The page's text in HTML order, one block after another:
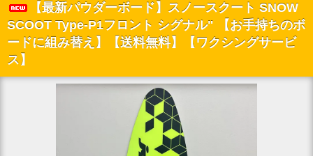
【最新パウダーボード】スノースクート SNOW
SCOOT Type-P1フロント シグナル" 【お手持ちのボ
ードに組み替え】【送料無料】【ワクシングサービ
ス】